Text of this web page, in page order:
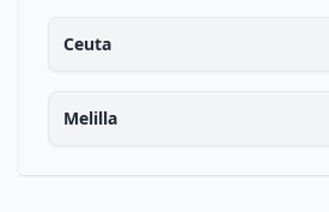
Ceuta
Melilla